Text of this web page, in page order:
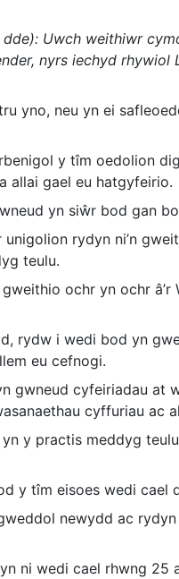
Uwch weithiwr
nyrs iechyd
yno, neu yn ei
y tîm oedolion
allai gael eu hatgyfeirio.
yn siŵr bod gan
unigolion rydyn ni’n
teulu.
ochr yn ochr
rydw i wedi bod yn
eu cefnogi.
gwneud cyfeiriadau at
cyffuriau ac
y practis meddyg
y tîm eisoes wedi
gweddol newydd ac
ni wedi cael rhwng